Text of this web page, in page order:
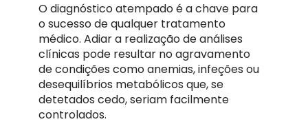
O diagnóstico atempado é a chave para
o sucesso de qualquer tratamento
médico. Adiar a realização de análises
clínicas pode resultar no agravamento
de condições como anemias, infeções ou
desequilíbrios metabólicos que, se
detetados cedo, seriam facilmente
controlados.